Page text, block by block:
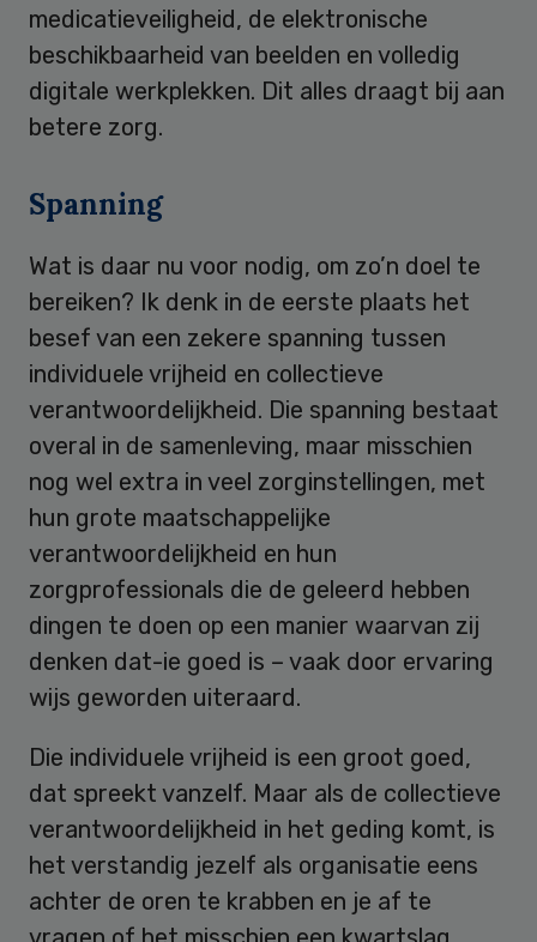
medicatieveiligheid, de elektronische
beschikbaarheid van beelden en volledig
digitale werkplekken. Dit alles draagt bij aan
betere zorg.
Spanning
Wat is daar nu voor nodig, om zo’n doel te
bereiken? Ik denk in de eerste plaats het
besef van een zekere spanning tussen
individuele vrijheid en collectieve
verantwoordelijkheid. Die spanning bestaat
overal in de samenleving, maar misschien
nog wel extra in veel zorginstellingen, met
hun grote maatschappelijke
verantwoordelijkheid en hun
zorgprofessionals die de geleerd hebben
dingen te doen op een manier waarvan zij
denken dat-ie goed is – vaak door ervaring
wijs geworden uiteraard.
Die individuele vrijheid is een groot goed,
dat spreekt vanzelf. Maar als de collectieve
verantwoordelijkheid in het geding komt, is
het verstandig jezelf als organisatie eens
achter de oren te krabben en je af te